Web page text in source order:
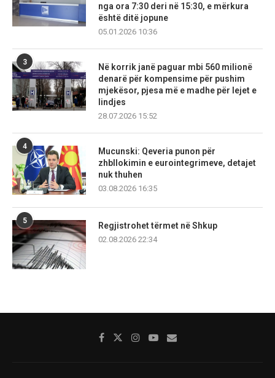
nga ora 7:30 deri në 15:30, e mërkura
është ditë jopune
05.01.2026 10:36
3
Në korrik janë paguar mbi 560 milionë
denarë për kompensime për pushim
mjekësor, pjesa më e madhe për lejet e
lindjes
28.07.2026 15:52
4
Mucunski: Qeveria punon për
zhbllokimin e eurointegrimeve, detajet
nuk thuhen
03.08.2026 16:35
5
Regjistrohet tërmet në Shkup
02.08.2026 22:34